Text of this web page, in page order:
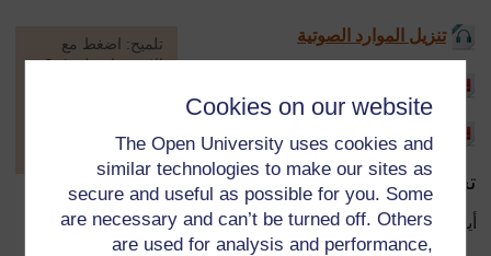
Cookies on our website
The Open University uses cookies and
similar technologies to make our sites as
secure and useful as possible for you. Some
are necessary and can’t be turned off. Others
are used for analysis and performance,
تنزيل الموارد الصوتية [تلميح: اضغط مع
الاستمرار على Ctrl
التلميح )
] تحيا أوميزي:
أين يمكن تنفيذ عملية التعليم؟